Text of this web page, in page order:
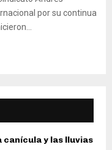
por su continua
canícula y las lluvias